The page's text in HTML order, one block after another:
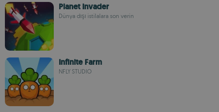
Planet Invader
Dünya dışı istilalara son verin
Infinite Farm
NFLY STUDIO